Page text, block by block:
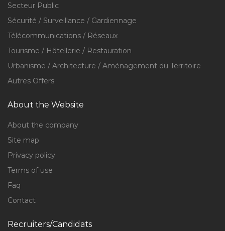
Secteur Public
Sécurité / Surveillance / Gardiennage
Télécommunications / Réseaux
Tourisme / Hôtellerie / Restauration
Urbanisme / Architecture / Aménagement du Territoire
Autres Offers
About the Website
About the company
Site map
Privacy policy
Terms of use
Faq
Contact
Recruiters/Candidats